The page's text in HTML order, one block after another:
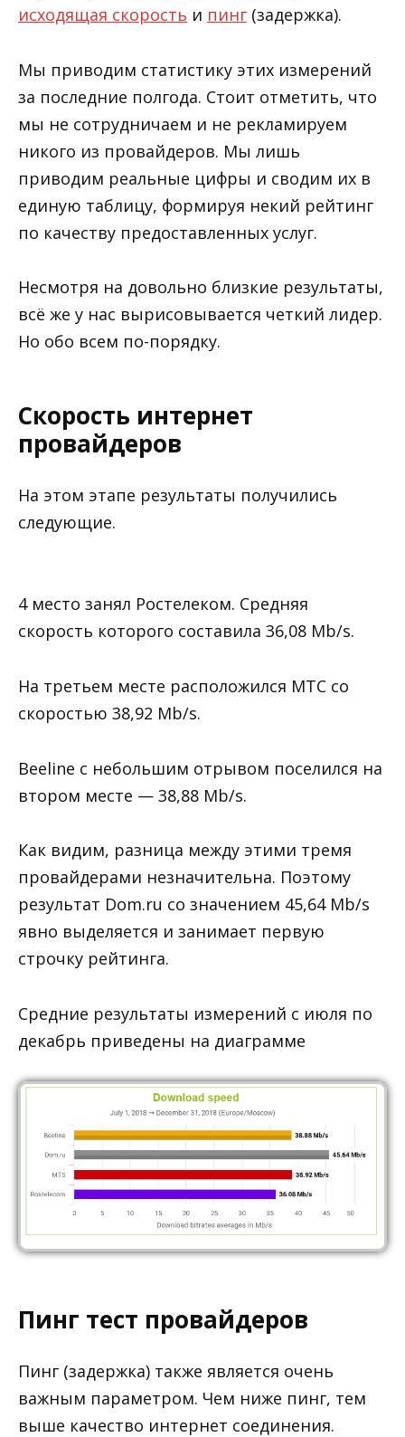
исходящая скорость и пинг (задержка).
Мы приводим статистику этих измерений
за последние полгода. Стоит отметить, что
мы не сотрудничаем и не рекламируем
никого из провайдеров. Мы лишь
приводим реальные цифры и сводим их в
единую таблицу, формируя некий рейтинг
по качеству предоставленных услуг.
Несмотря на довольно близкие результаты,
всё же у нас вырисовывается четкий лидер.
Но обо всем по-порядку.
Скорость интернет
провайдеров
На этом этапе результаты получились
следующие.
4 место занял Ростелеком. Средняя
скорость которого составила 36,08 Mb/s.
На третьем месте расположился МТС со
скоростью 38,92 Mb/s.
Beeline с небольшим отрывом поселился на
втором месте — 38,88 Mb/s.
Как видим, разница между этими тремя
провайдерами незначительна. Поэтому
результат Dom.ru со значением 45,64 Mb/s
явно выделяется и занимает первую
строчку рейтинга.
Средние результаты измерений с июля по
декабрь приведены на диаграмме
Пинг тест провайдеров
Пинг (задержка) также является очень
важным параметром. Чем ниже пинг, тем
выше качество интернет соединения.